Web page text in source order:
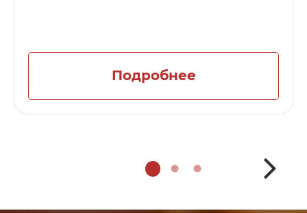
Подробнее